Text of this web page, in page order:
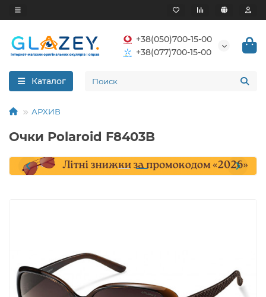
+38(050)700-15-00
+38(077)700-15-00
Каталог
АРХИВ
Очки Polaroid F8403B